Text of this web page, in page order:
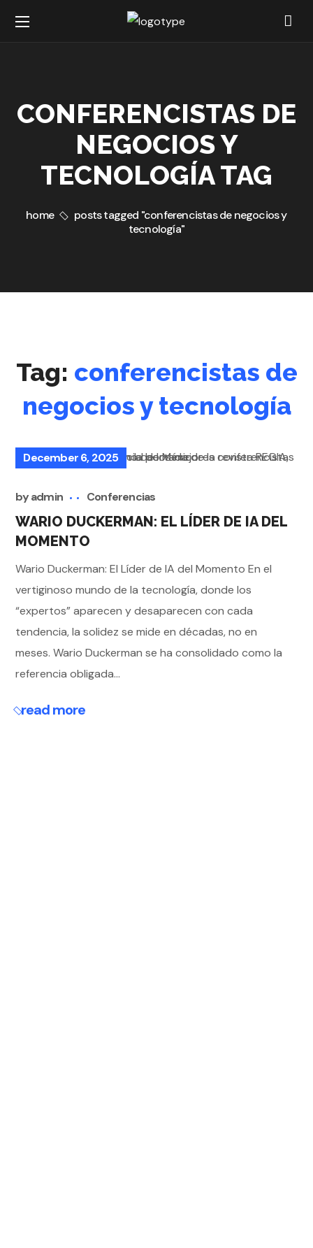
CONFERENCISTAS DE
NEGOCIOS Y
TECNOLOGÍA TAG
home
posts tagged "conferencistas de negocios y
tecnología"
Tag: conferencistas de
negocios y tecnología
December 6, 2025
byadmin Conferencias
WARIO DUCKERMAN: EL LÍDER DE IA DEL
MOMENTO
Wario Duckerman: El Líder de IA del Momento En el
vertiginoso mundo de la tecnología, donde los
“expertos” aparecen y desaparecen con cada
tendencia, la solidez se mide en décadas, no en
meses. Wario Duckerman se ha consolidado como la
referencia obligada...
read more